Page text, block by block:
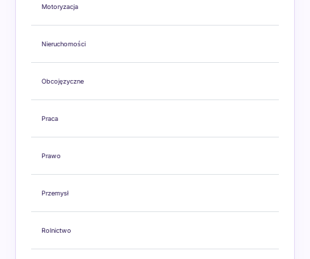
Motoryzacja
Nieruchomości
Obcojęzyczne
Praca
Prawo
Przemysł
Rolnictwo